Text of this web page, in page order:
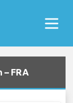
– FRA